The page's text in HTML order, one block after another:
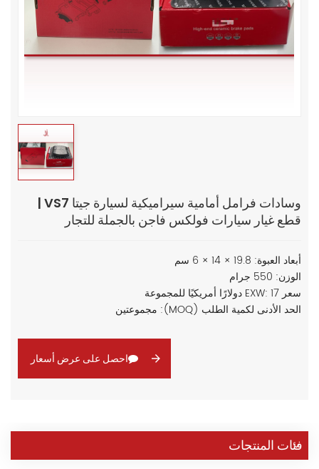
وسادات فرامل أمامية سيراميكية لسيارة جيتا VS7 |
قطع غيار سيارات فولكس فاجن بالجملة للتجار
أبعاد العبوة: 19.8 × 14 × 6 سم
الوزن: 550 جرام
سعر EXW: 17 دولارًا أمريكيًا للمجموعة
الحد الأدنى لكمية الطلب (MOQ): مجموعتين
احصل على عرض أسعار
فئات المنتجات